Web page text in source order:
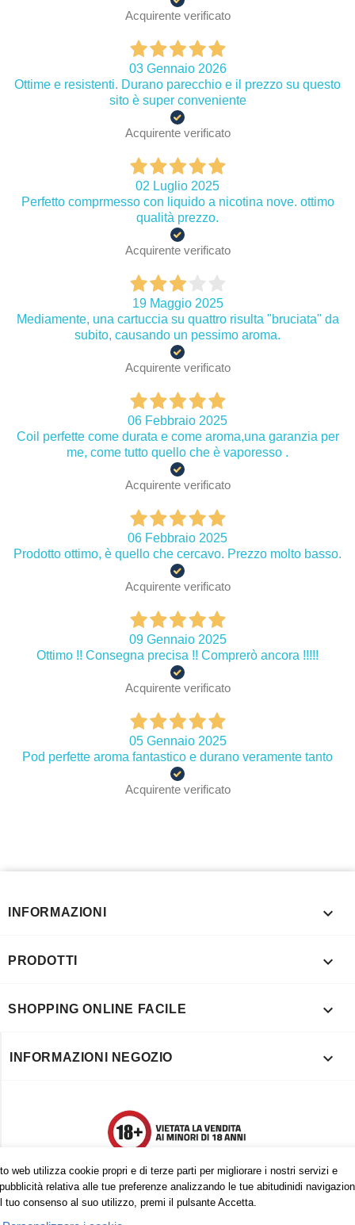
Acquirente verificato
03 Gennaio 2026
Ottime e resistenti. Durano parecchio e il prezzo su questo
sito è super conveniente
Acquirente verificato
02 Luglio 2025
Perfetto comprmesso con liquido a nicotina nove. ottimo
qualità prezzo.
Acquirente verificato
19 Maggio 2025
Mediamente, una cartuccia su quattro risulta "bruciata" da
subito, causando un pessimo aroma.
Acquirente verificato
06 Febbraio 2025
Coil perfette come durata e come aroma,una garanzia per
me, come tutto quello che è vaporesso .
Acquirente verificato
06 Febbraio 2025
Prodotto ottimo, è quello che cercavo. Prezzo molto basso.
Acquirente verificato
09 Gennaio 2025
Ottimo !! Consegna precisa !! Comprerò ancora !!!!!
Acquirente verificato
05 Gennaio 2025
Pod perfette aroma fantastico e durano veramente tanto
Acquirente verificato
web utilizza cookie propri e di terze parti per migliorare i nostri servizi e
relativa alle tue preferenze analizzando le tue abitudinidi
tuo consenso al suo utilizzo, premi il pulsante Accetta.
INFORMAZIONI 
PRODOTTI 
SHOPPING ONLINE FACILE 
INFORMAZIONI NEGOZIO 